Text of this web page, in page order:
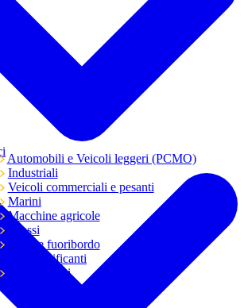
Automobili e Veicoli leggeri (PCMO)
Industriali
Veicoli commerciali e pesanti
Marini
Macchine agricole
Grassi
Moto e fuoribordo
Tutti i lubrificanti
Trasmissioni